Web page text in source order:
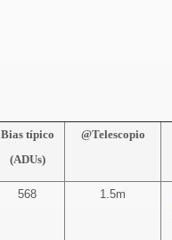
Bias típico
(ADUs)
@Telescopio
568 1.5m